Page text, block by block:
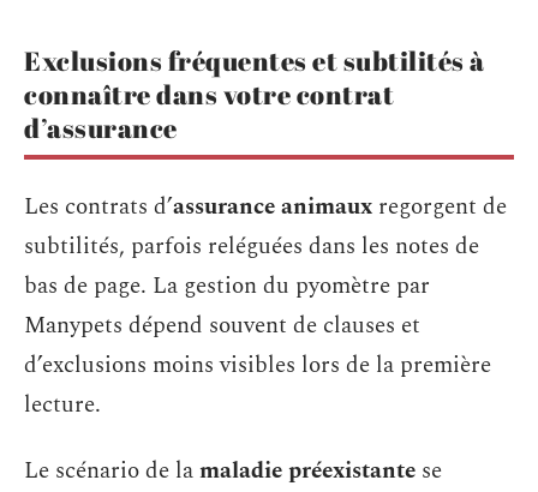
Exclusions fréquentes et subtilités à
connaître dans votre contrat
d’assurance
Les contrats d’assurance animaux regorgent de
subtilités, parfois reléguées dans les notes de
bas de page. La gestion du pyomètre par
Manypets dépend souvent de clauses et
d’exclusions moins visibles lors de la première
lecture.
Le scénario de lamaladie préexistante se